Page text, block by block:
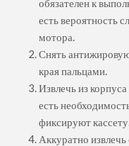
обязателен к
есть вероятность
мотора.
Снять
края пальцами.
Извлечь из
есть
фиксируют
Аккуратно